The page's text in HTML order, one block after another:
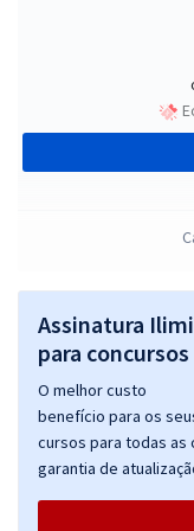
Gestor de
Assinatura
para
O melhor custo
benefício para os
cursos para todas as
garantia de